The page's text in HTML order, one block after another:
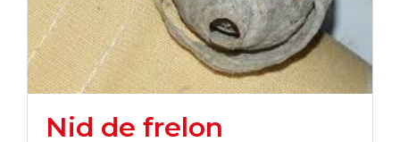
Nid de frelon